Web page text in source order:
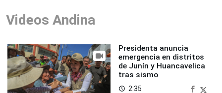
Videos Andina
Presidenta anuncia
emergencia en distritos
de Junín y Huancavelica
tras sismo
access_time 2:35